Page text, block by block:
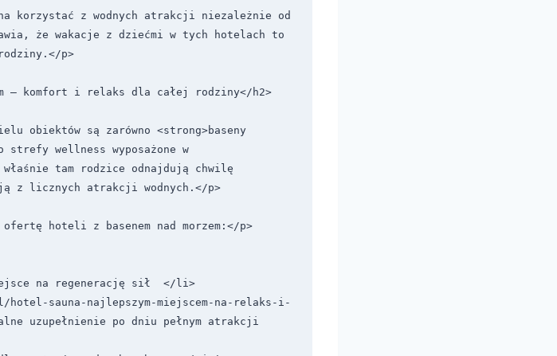
korzystać z wodnych atrakcji niezależnie od
że wakacje z dziećmi w tych hotelach to
p>
– komfort i relaks dla całej rodziny</h2>
obiektów są zarówno <strong>baseny
wellness wyposażone w
tam rodzice odnajdują chwilę
z licznych atrakcji wodnych.</p>
hoteli z basenem nad morzem:</p>
na regenerację sił  </li>
sauna-najlepszym-miejscem-na-relaks-i-
uzupełnienie po dniu pełnym atrakcji